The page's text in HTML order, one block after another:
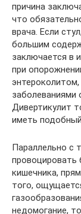
причина
что
врача. Если
большим
заключается в
при
заболеваниями
Дивертикулит
иметь
Параллельно с
кишечника,
того,
недомогание,